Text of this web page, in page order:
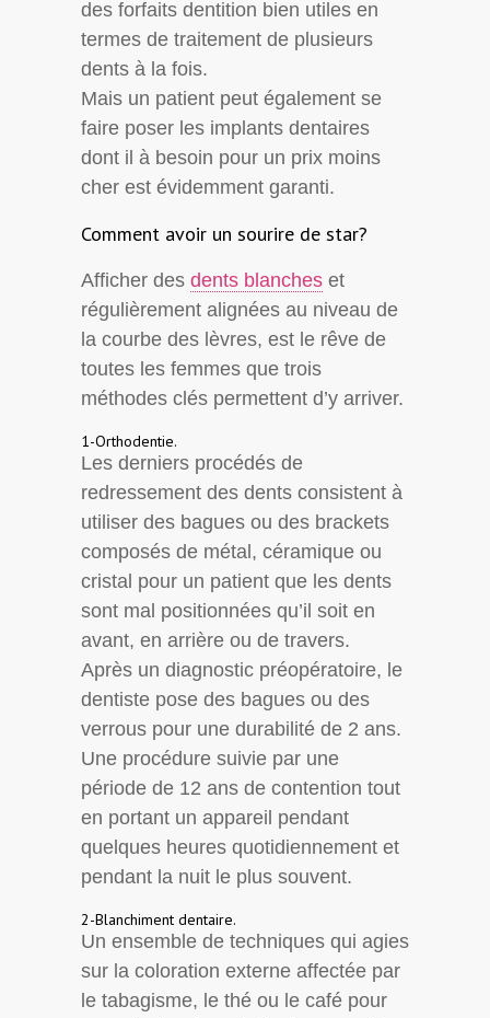
des forfaits dentition bien utiles en
termes de traitement de plusieurs
dents à la fois.
Mais un patient peut également se
faire poser les implants dentaires
dont il à besoin pour un prix moins
cher est évidemment garanti.
Comment avoir un sourire de star?
Afficher des dents blanches et
régulièrement alignées au niveau de
la courbe des lèvres, est le rêve de
toutes les femmes que trois
méthodes clés permettent d’y arriver.
1-Orthodentie.
Les derniers procédés de
redressement des dents consistent à
utiliser des bagues ou des brackets
composés de métal, céramique ou
cristal pour un patient que les dents
sont mal positionnées qu’il soit en
avant, en arrière ou de travers.
Après un diagnostic préopératoire, le
dentiste pose des bagues ou des
verrous pour une durabilité de 2 ans.
Une procédure suivie par une
période de 12 ans de contention tout
en portant un appareil pendant
quelques heures quotidiennement et
pendant la nuit le plus souvent.
2-Blanchiment dentaire.
Un ensemble de techniques qui agies
sur la coloration externe affectée par
le tabagisme, le thé ou le café pour